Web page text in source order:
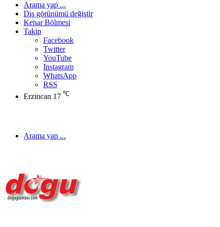
Arama yap ...
Dış görünümü değiştir
Kenar Bölmesi
Takip
Facebook
Twitter
YouTube
Instagram
WhatsApp
RSS
Erzincan 17 ℃
Arama yap ...